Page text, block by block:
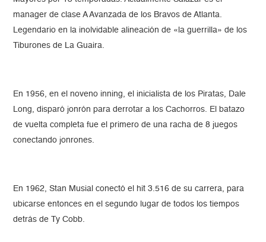
manager de clase A Avanzada de los Bravos de Atlanta.
Legendario en la inolvidable alineación de «la guerrilla» de los
Tiburones de La Guaira.
En 1956, en el noveno inning, el inicialista de los Piratas, Dale
Long, disparó jonrón para derrotar a los Cachorros. El batazo
de vuelta completa fue el primero de una racha de 8 juegos
conectando jonrones.
En 1962, Stan Musial conectó el hit 3.516 de su carrera, para
ubicarse entonces en el segundo lugar de todos los tiempos
detrás de Ty Cobb.